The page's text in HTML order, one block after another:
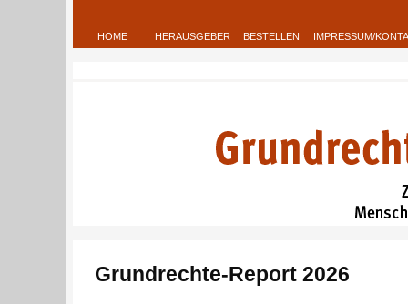
HOME HERAUSGEBER BESTELLEN IMPRESSUM/
Grundrechte-Report 2026